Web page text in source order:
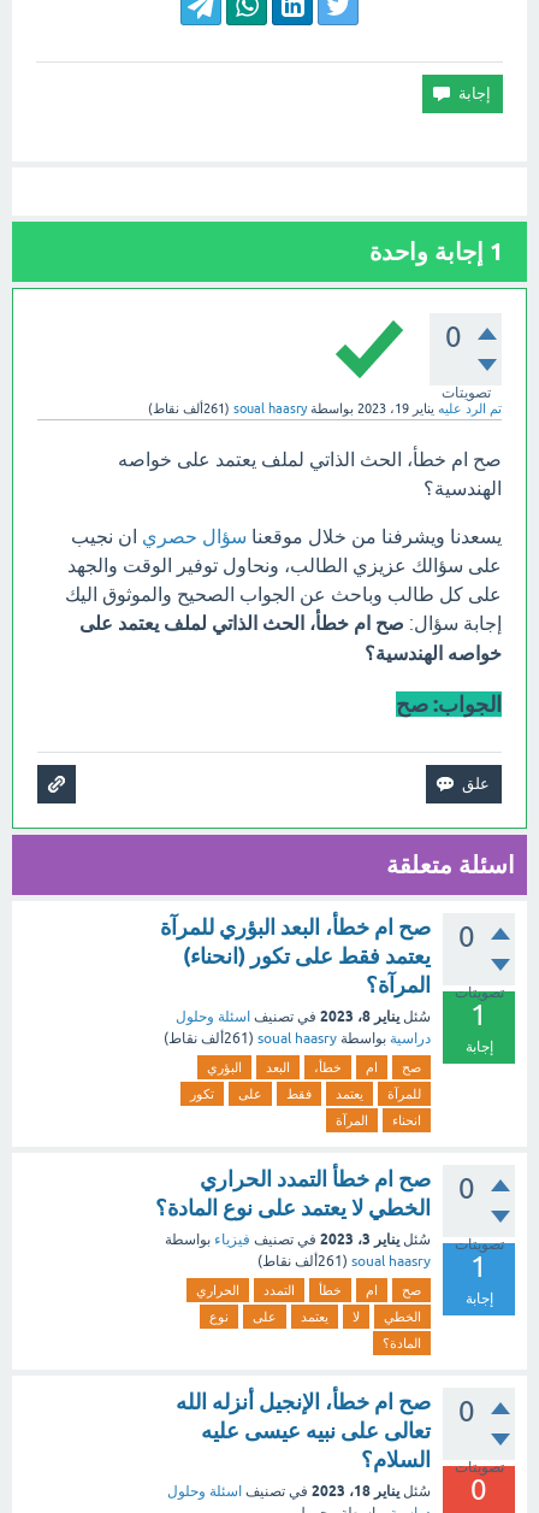
1 إجابة واحدة
0
تصويتات
تم الرد عليه يناير 19، 2023 بواسطةsoual haasry
(261ألف نقاط)
صح ام خطأ، الحث الذاتي لملف يعتمد على خواصه
الهندسية؟
يسعدنا ويشرفنا من خلال موقعنا سؤال حصري ان نجيب
على سؤالك عزيزي الطالب، ونحاول توفير الوقت والجهد
على كل طالب وباحث عن الجواب الصحيح والموثوق اليك
إجابة سؤال: صح ام خطأ، الحث الذاتي لملف يعتمد على
خواصه الهندسية؟
الجواب: صح
اسئلة متعلقة
0
تصويتات
1
إجابة
صح ام خطأ، البعد البؤري للمرآة
يعتمد فقط على تكور (انحناء)
المرآة؟
سُئل يناير 8، 2023 في تصنيف اسئلة وحلول
دراسية بواسطة soual haasry
( 261ألف نقاط)
صح ام خطأ، البعد
البؤري
للمرآة
يعتمد فقط على
تكور
انحناء
المرآة
0
تصويتات
1
إجابة
صح ام خطأ التمدد الحراري
الخطي لا يعتمد على نوع المادة؟
سُئل يناير 3، 2023 في تصنيف فيزياء بواسطة
soual haasry
( 261ألف نقاط)
صح ام خطأ التمدد
الحراري
الخطي
لا يعتمد على
نوع
المادة؟
0
تصويتات
0
صح ام خطأ، الإنجيل أنزله الله
تعالى على نبيه عيسى عليه
السلام؟
سُئل يناير 18، 2023 في تصنيف اسئلة وحلول